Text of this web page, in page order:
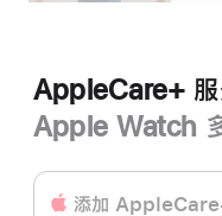
AppleCare+ 服
Apple Watch 多
添加